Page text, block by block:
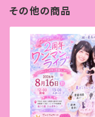
その他の商品